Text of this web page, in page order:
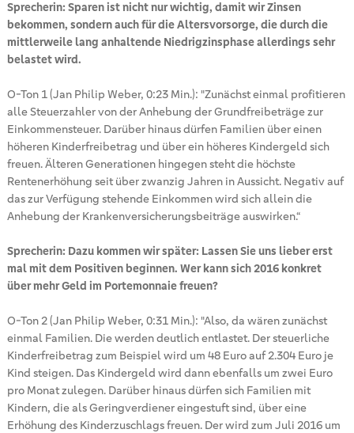
Sprecherin: Sparen ist nicht nur wichtig, damit wir Zinsen
bekommen, sondern auch für die Altersvorsorge, die durch die
mittlerweile lang anhaltende Niedrigzinsphase allerdings sehr
belastet wird.
O-Ton 1 (Jan Philip Weber, 0:23 Min.): "Zunächst einmal profitieren
alle Steuerzahler von der Anhebung der Grundfreibeträge zur
Einkommensteuer. Darüber hinaus dürfen Familien über einen
höheren Kinderfreibetrag und über ein höheres Kindergeld sich
freuen. Älteren Generationen hingegen steht die höchste
Rentenerhöhung seit über zwanzig Jahren in Aussicht. Negativ auf
das zur Verfügung stehende Einkommen wird sich allein die
Anhebung der Krankenversicherungsbeiträge auswirken.“
Sprecherin: Dazu kommen wir später: Lassen Sie uns lieber erst
mal mit dem Positiven beginnen. Wer kann sich 2016 konkret
über mehr Geld im Portemonnaie freuen?
O-Ton 2 (Jan Philip Weber, 0:31 Min.): "Also, da wären zunächst
einmal Familien. Die werden deutlich entlastet. Der steuerliche
Kinderfreibetrag zum Beispiel wird um 48 Euro auf 2.304 Euro je
Kind steigen. Das Kindergeld wird dann ebenfalls um zwei Euro
pro Monat zulegen. Darüber hinaus dürfen sich Familien mit
Kindern, die als Geringverdiener eingestuft sind, über eine
Erhöhung des Kinderzuschlags freuen. Der wird zum Juli 2016 um